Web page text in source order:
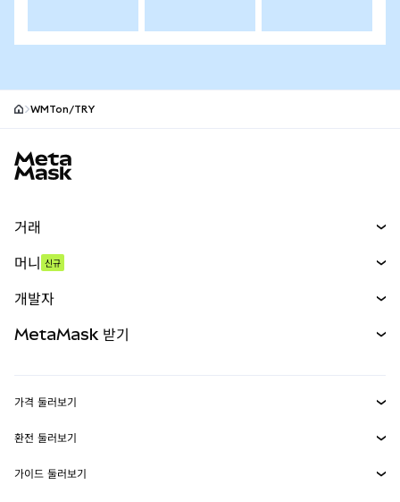
WMTon/TRY
거래
무기한 선물
실물자산
머니 신규
개발자
MetaMask Connect
Snaps
MetaMask 받기
보안
가격 둘러보기
이더리움 가격
솔라나 가격
환전 둘러보기
ETH를 USD로 환전
가이드 둘러보기